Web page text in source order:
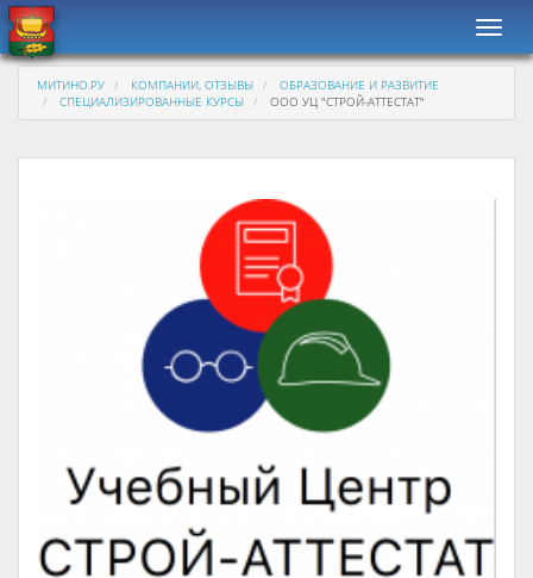
МИТИНО.РУ КОМПАНИИ, ОТЗЫВЫ
ОБРАЗОВАНИЕ И РАЗВИТИЕ
СПЕЦИАЛИЗИРОВАННЫЕ КУРСЫ
ООО УЦ "СТРОЙ-АТТЕСТАТ"